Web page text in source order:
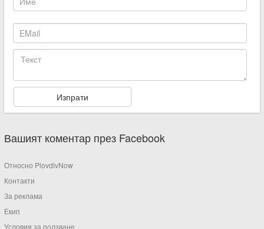
Вашият коментар през Facebook
Относно PlovdivNow
Контакти
За реклама
Екип
Условия за ползване